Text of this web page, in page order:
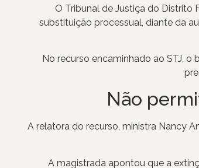
O Tribunal de Justiça do Distrito
substituição processual, diante da
No recurso encaminhado ao STJ,
Não
A relatora do recurso, ministra Nancy
A magistrada apontou que a